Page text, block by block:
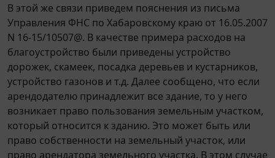
В этой же связи приведем пояснения из письма
Управления ФНС по Хабаровскому краю от 16.05.2007
N 16-15/10507@. В качестве примера расходов на
благоустройство были приведены устройство
дорожек, скамеек, посадка деревьев и кустарников,
устройство газонов и т.д. Далее сообщено, что если
арендодателю принадлежит все здание, то у него
возникает право пользования земельным участком,
который относится к зданию. Это может быть или
право собственности на земельный участок, или
право арендатора земельного участка. В этом случае